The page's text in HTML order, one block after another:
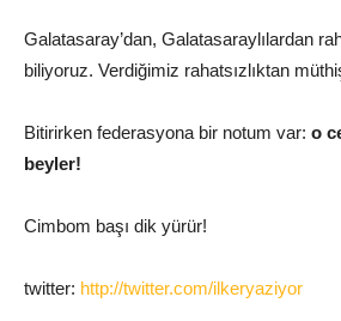
Galatasaray’dan, Galatasaraylılardan
biliyoruz. Verdiğimiz rahatsızlıktan
Bitirirken federasyona bir notum var: o
beyler!
Cimbom başı dik yürür!
twitter: http://twitter.com/ilkeryaziyor